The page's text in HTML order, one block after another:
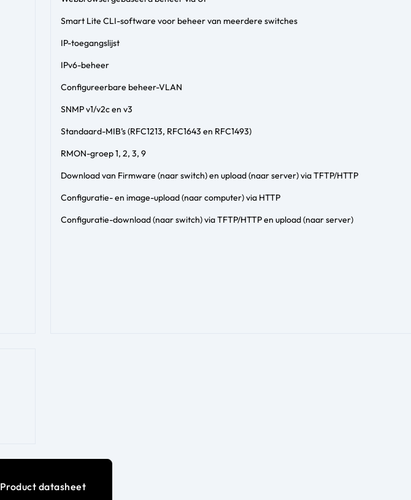
Smart Lite CLI-software voor beheer van meerdere switches
IP-toegangslijst
IPv6-beheer
Configureerbare beheer-VLAN
SNMP v1/v2c en v3
Standaard-MIB’s (RFC1213, RFC1643 en RFC1493)
RMON-groep 1, 2, 3, 9
Download van Firmware (naar switch) en upload (naar server) via TFTP/HTTP
Configuratie- en image-upload (naar computer) via HTTP
Configuratie-download (naar switch) via TFTP/HTTP en upload (naar server)
Product datasheet